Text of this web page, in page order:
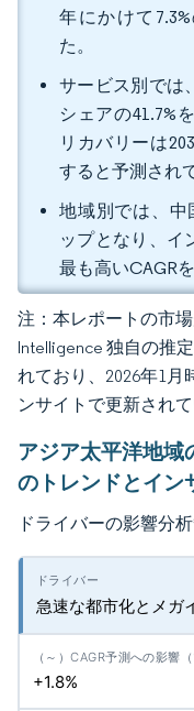
年にかけて
た。
サービス別では
シェアの41.7%
リカバリーは
すると予測され
地域別では、中
ップとなり、イ
最も高いCAGR
注：本レポートの市
Intelligence 独自の推
れており、2026年1月
ンサイトで更新されて
アジア太平洋地域
のトレンドとイン
ドライバーの影響分析
急速な都市化とメガ
+1.8%